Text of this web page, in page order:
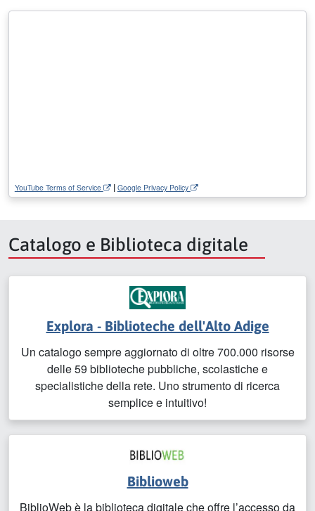
YouTube Terms of Service | Google Privacy Policy
Catalogo e Biblioteca digitale
Explora - Biblioteche dell'Alto Adige
Un catalogo sempre aggiornato di oltre 700.000 risorse
delle 59 biblioteche pubbliche, scolastiche e
specialistiche della rete. Uno strumento di ricerca
semplice e intuitivo!
Biblioweb
BiblioWeb è la biblioteca digitale che offre l’accesso da